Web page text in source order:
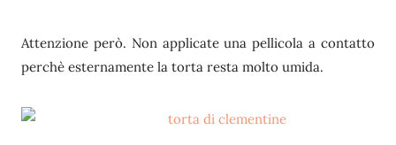
Attenzione però. Non applicate una pellicola a contatto
perchè esternamente la torta resta molto umida.